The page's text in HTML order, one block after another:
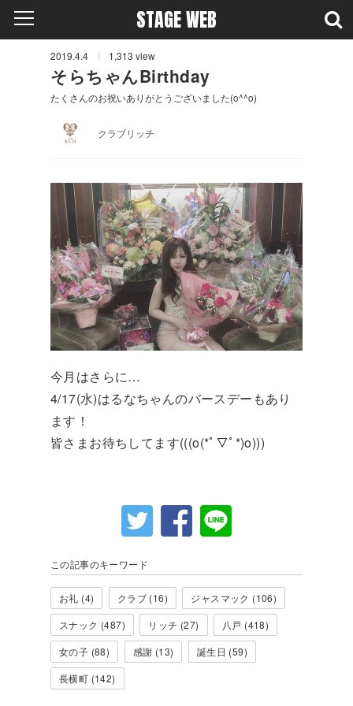
STAGE WEB
2019.4.4 1,313 view
そらちゃんBirthday
たくさんのお祝いありがとうございました(o^^o)
クラブリッチ
今月はさらに…
4/17(水)はるなちゃんのバースデーもあり
ます！
皆さまお待ちしてます(((o(*ﾟ▽ﾟ*)o)))
この記事のキーワード
お礼 (4) クラブ (16)
ジャスマック (106)
スナック (487)
リッチ (27)
八戸 (418)
女の子 (88)
感謝 (13)
誕生日 (59)
長横町 (142)